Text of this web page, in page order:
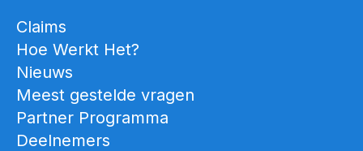
Claims
Hoe Werkt Het?
Nieuws
Meest gestelde vragen
Partner Programma
Deelnemers